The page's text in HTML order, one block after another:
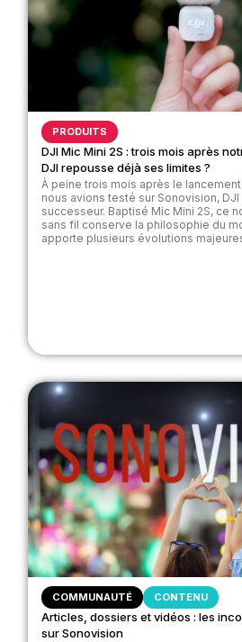
PRODUITS
DJI Mic Mini 2S : trois mois après
DJI repousse déjà ses limites ?
À peine trois mois après le
nous avions testé sur Sonovision,
successeur. Baptisé Mic Mini 2S, ce
sans fil conserve la philosophie du
apporte plusieurs évolutions
COMMUNAUTÉ CONTENU
Articles, dossiers et vidéos : les
sur Sonovision